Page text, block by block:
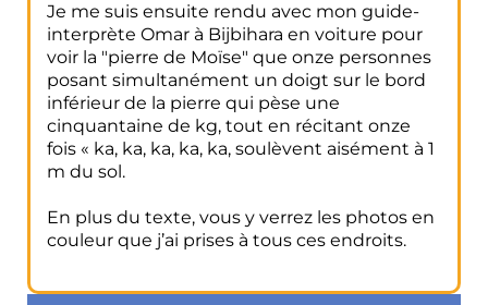
Je me suis ensuite rendu avec mon guide-
interprète Omar à Bijbihara en voiture pour
voir la "pierre de Moïse" que onze personnes
posant simultanément un doigt sur le bord
inférieur de la pierre qui pèse une
cinquantaine de kg, tout en récitant onze
fois « ka, ka, ka, ka, ka, soulèvent aisément à 1
m du sol.
En plus du texte, vous y verrez les photos en
couleur que j’ai prises à tous ces endroits.